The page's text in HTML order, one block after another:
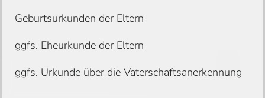
Geburtsurkunden der Eltern
ggfs. Eheurkunde der Eltern
ggfs. Urkunde über die Vaterschaftsanerkennung